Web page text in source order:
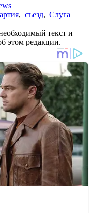
, съезд, Слуга
текст и
этом редакции.